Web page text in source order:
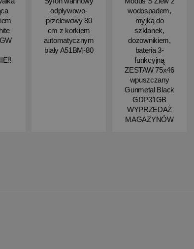
odpływowo-
przelewowy 80
cm z korkiem
automatycznym
biały A51BM-80
wodospadem,
myjką do
szklanek,
dozownikiem,
bateria 3-
funkcyjną
ZESTAW 75x46
wpuszczany
Gunmetal Black
GDP31GB
WYPRZEDAŻ
MAGAZYNÓW